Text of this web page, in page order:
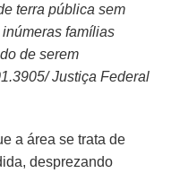
terra pública sem
famílias
de serem
Justiça Federal
a área se trata de
desprezando